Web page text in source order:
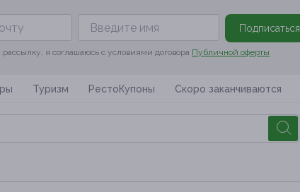
Подписаться
я соглашаюсь с условиями договора Публичной оферты
Туризм РестоКупоны Скоро заканчиваются